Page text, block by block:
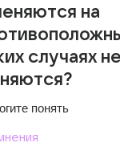
на
случаях
понять